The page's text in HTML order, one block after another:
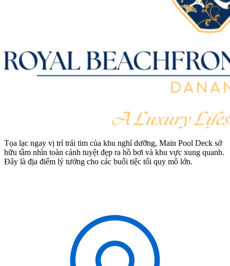
Tọa lạc ngay vị trí trái tim của khu nghỉ dưỡng, Main Pool Deck sở
hữu tầm nhìn toàn cảnh tuyệt đẹp ra hồ bơi và khu vực xung quanh.
Đây là địa điểm lý tưởng cho các buổi tiệc tối quy mô lớn.